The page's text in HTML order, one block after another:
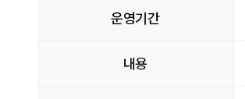
운영기간
내용